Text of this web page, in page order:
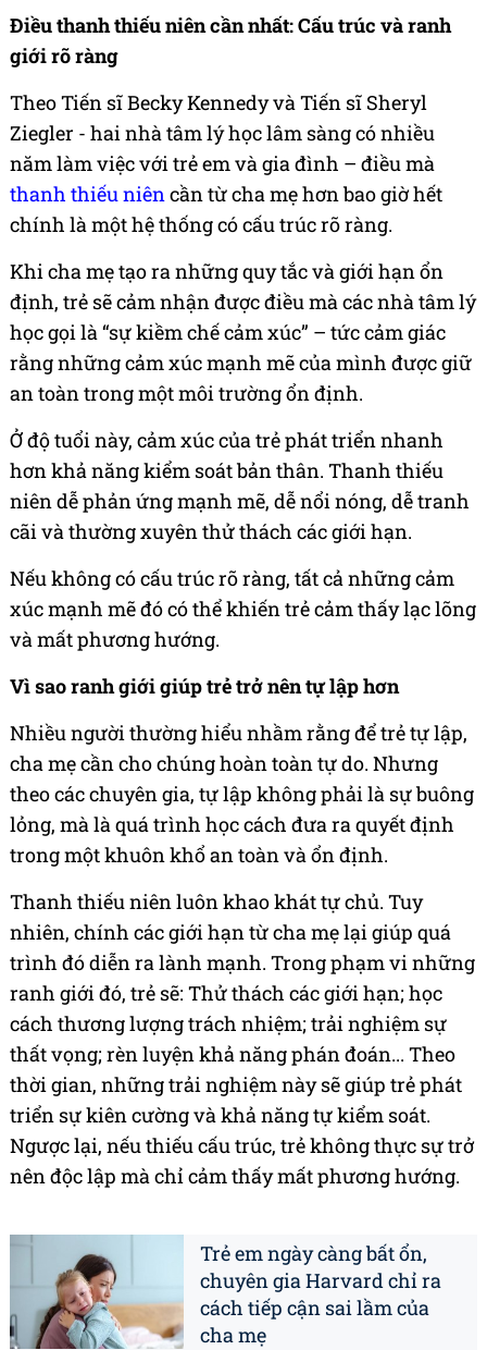
Điều thanh thiếu niên cần nhất: Cấu trúc và ranh
giới rõ ràng
Theo Tiến sĩ Becky Kennedy và Tiến sĩ Sheryl
Ziegler - hai nhà tâm lý học lâm sàng có nhiều
năm làm việc với trẻ em và gia đình – điều mà
thanh thiếu niêncần từ cha mẹ hơn bao giờ hết
chính là một hệ thống có cấu trúc rõ ràng.
Khi cha mẹ tạo ra những quy tắc và giới hạn ổn
định, trẻ sẽ cảm nhận được điều mà các nhà tâm lý
học gọi là “sự kiềm chế cảm xúc” – tức cảm giác
rằng những cảm xúc mạnh mẽ của mình được giữ
an toàn trong một môi trường ổn định.
Ở độ tuổi này, cảm xúc của trẻ phát triển nhanh
hơn khả năng kiểm soát bản thân. Thanh thiếu
niên dễ phản ứng mạnh mẽ, dễ nổi nóng, dễ tranh
cãi và thường xuyên thử thách các giới hạn.
Nếu không có cấu trúc rõ ràng, tất cả những cảm
xúc mạnh mẽ đó có thể khiến trẻ cảm thấy lạc lõng
và mất phương hướng.
Vì sao ranh giới giúp trẻ trở nên tự lập hơn
Nhiều người thường hiểu nhầm rằng để trẻ tự lập,
cha mẹ cần cho chúng hoàn toàn tự do. Nhưng
theo các chuyên gia, tự lập không phải là sự buông
lỏng, mà là quá trình học cách đưa ra quyết định
trong một khuôn khổ an toàn và ổn định.
Thanh thiếu niên luôn khao khát tự chủ. Tuy
nhiên, chính các giới hạn từ cha mẹ lại giúp quá
trình đó diễn ra lành mạnh. Trong phạm vi những
ranh giới đó, trẻ sẽ: Thử thách các giới hạn; học
cách thương lượng trách nhiệm; trải nghiệm sự
thất vọng; rèn luyện khả năng phán đoán... Theo
thời gian, những trải nghiệm này sẽ giúp trẻ phát
triển sự kiên cường và khả năng tự kiểm soát.
Ngược lại, nếu thiếu cấu trúc, trẻ không thực sự trở
nên độc lập mà chỉ cảm thấy mất phương hướng.
Trẻ em ngày càng bất ổn,
chuyên gia Harvard chỉ ra
cách tiếp cận sai lầm của
cha mẹ